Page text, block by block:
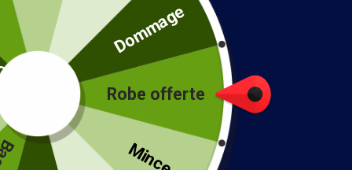
Robe offerte
Dommage